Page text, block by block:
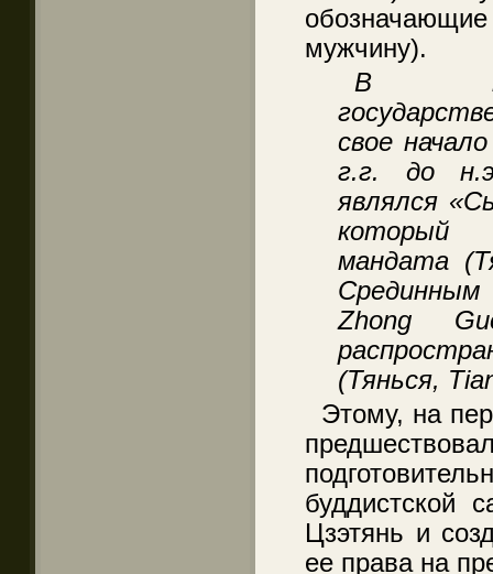
мужчину).
В
свое
г.г. до
являлся
который
мандата
Zhong
(Тянься,
Этому, на
буддистской
Цзэтянь и
ее права на